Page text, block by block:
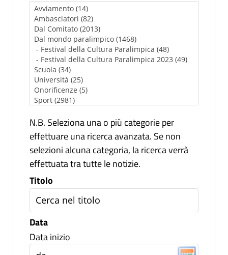
N.B. Seleziona una o più categorie per
effettuare una ricerca avanzata. Se non
selezioni alcuna categoria, la ricerca verrà
effettuata tra tutte le notizie.
Titolo
Data
Data inizio